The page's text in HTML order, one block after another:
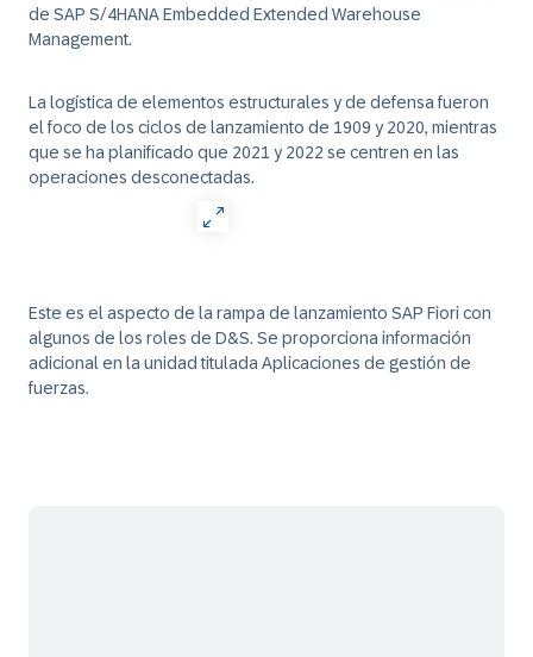
de SAP S/4HANA Embedded Extended Warehouse
Management.
La logística de elementos estructurales y de defensa fueron
el foco de los ciclos de lanzamiento de 1909 y 2020, mientras
que se ha planificado que 2021 y 2022 se centren en las
operaciones desconectadas.
Este es el aspecto de la rampa de lanzamiento SAP Fiori con
algunos de los roles de D&S. Se proporciona información
adicional en la unidad titulada Aplicaciones de gestión de
fuerzas.